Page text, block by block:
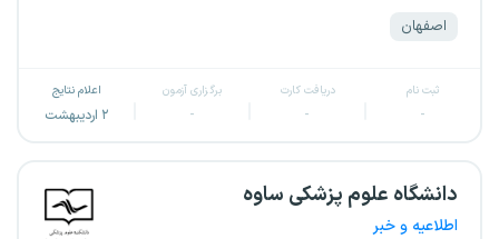
اصفهان
ثبت نام
-
دریافت کارت
-
برگزاری آزمون
-
اعلام نتایج
۲ اردیبهشت
دانشگاه علوم پزشکی ساوه
اطلاعیه و خبر